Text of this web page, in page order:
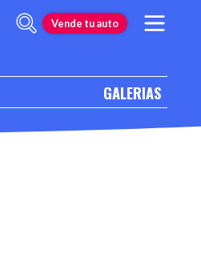
Vende tu auto
GALERIAS